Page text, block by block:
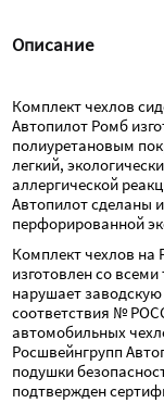
Описание
Комплект чехлов
Автопилот Ромб
полиуретановым
легкий,
аллергической
Автопилот сделаны
перфорированной
Комплект чехлов на
изготовлен со
нарушает
соответствия №
автомобильных
Росшвейнгрупп
подушки
подтвержден